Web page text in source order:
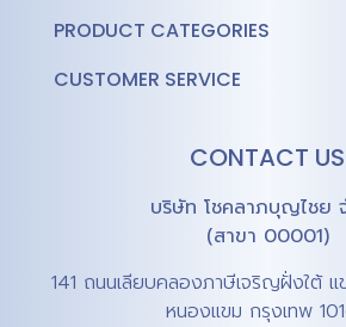
PRODUCT CATEGORIES
CUSTOMER SERVICE
CONTACT US
บริษัท โชคลาภบุญไชย
(สาขา 00001)
141 ถนนเลียบคลองภาษีเจริญฝั่งใต้
หนองแขม กรุงเทพ